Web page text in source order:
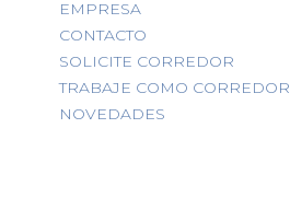
EMPRESA
CONTACTO
SOLICITE CORREDOR
TRABAJE COMO CORREDOR
NOVEDADES